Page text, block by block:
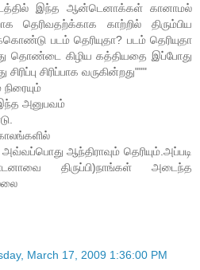
இந்த ஆன்டெனாக்கள் கானாமல்
தெரிவதற்க்காக காற்றில் திரும்பிய
படம் தெரியுதா? படம் தெரியுதா
தொண்டை கிழிய கத்தியதை இப்போது
சிரிப்பாக வருகின்றது"""
அனுபவம்
ஆந்திராவும் தெரியும்.அப்படி
திருப்பி)நாங்கள் அடைந்த
March 17, 2009 1:36:00 PM